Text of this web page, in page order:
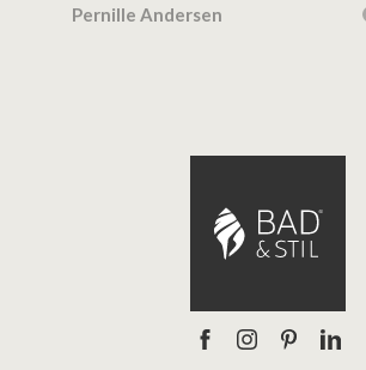
Pernille Andersen